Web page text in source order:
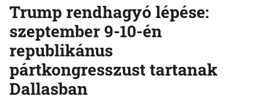
Trump rendhagyó lépése:
szeptember 9-10-én
republikánus
pártkongresszust tartanak
Dallasban